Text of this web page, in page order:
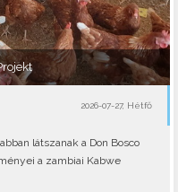
2026-07-27, Hétfő
látszanak a Don Bosco
a zambiai Kabwe